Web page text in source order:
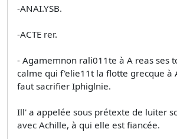
-ANAI.YSB.
-ACTE rer.
- Agamemnon rali011te à A reas ses
calme qui f'elie11t la flotte grecque à
faut sacrifier Iphiglnie.
Ill' a appelée sous prétexte de luiter
avec Achille, à qui elle est fiancée.